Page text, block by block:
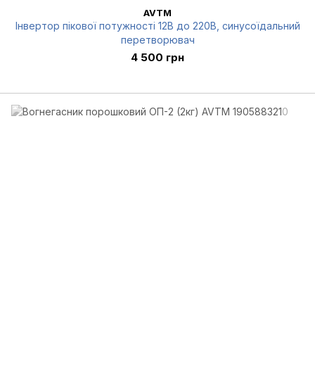
AVTM
Інвертор пікової потужності 12В до 220В, синусоїдальний
перетворювач
4 500 грн